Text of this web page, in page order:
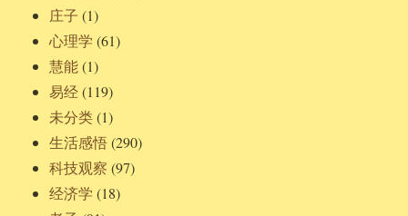
庄子 (1)
心理学 (61)
慧能(1)
易经(119)
未分类(1)
生活感悟(290)
科技观察 (97)
经济学 (18)